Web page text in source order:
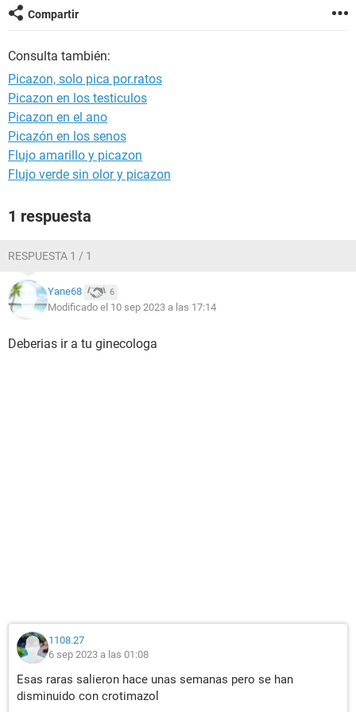
Compartir
Consulta también:
Picazon, solo pica por.ratos
Picazon en los testiculos
Picazon en el ano
Picazón en los senos
Flujo amarillo y picazon
Flujo verde sin olor y picazon
1 respuesta
RESPUESTA 1 / 1
Yane68 6
Modificado el 10 sep 2023 a las 17:14
Deberias ir a tu ginecologa
1108.27
6 sep 2023 a las 01:08
Esas raras salieron hace unas semanas pero se han
disminuido con crotimazol